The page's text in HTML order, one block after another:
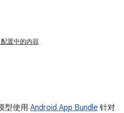
置中的内容
型使用 Android App Bundle 针对